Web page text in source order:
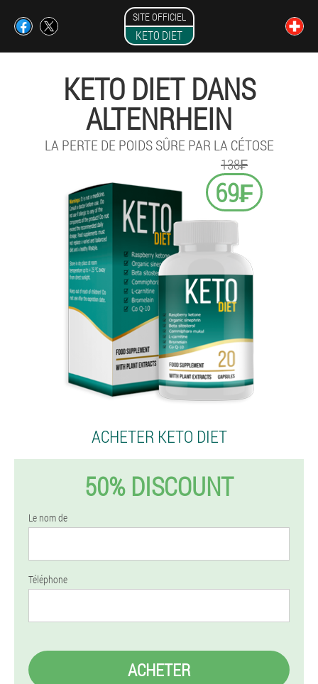
SITE OFFICIEL
KETO DIET
KETO DIET DANS
ALTENRHEIN
LA PERTE DE POIDS SÛRE PAR LA CÉTOSE
138₣
69₣
ACHETER KETO DIET
50% DISCOUNT
Le nom de
Téléphone
ACHETER